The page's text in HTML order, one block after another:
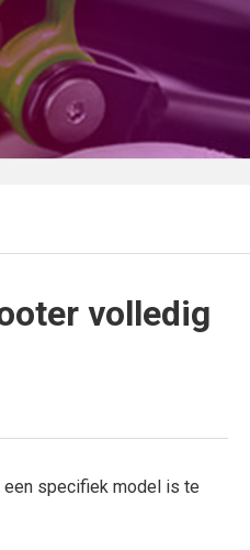
volledig
een specifiek model is te